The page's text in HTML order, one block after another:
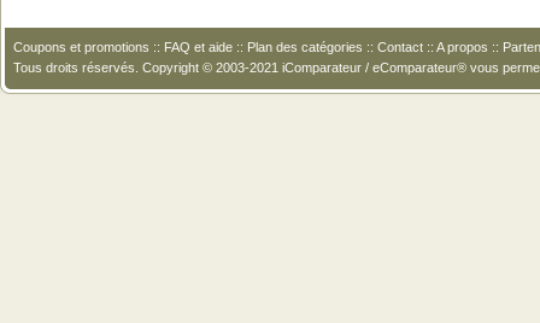
Coupons et promotions :: FAQ et aide :: Plan des catégories :: Contact :: A propos ::
Tous droits réservés. Copyright © 2003-2021 iComparateur / eComparateur® vous